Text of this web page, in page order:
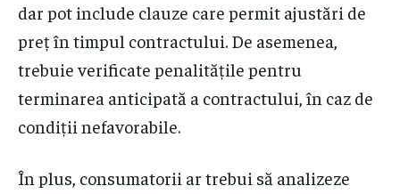
dar pot include clauze care permit ajustări de
preț în timpul contractului. De asemenea,
trebuie verificate penalitățile pentru
terminarea anticipată a contractului, în caz de
condiții nefavorabile.
În plus, consumatorii ar trebui să analizeze